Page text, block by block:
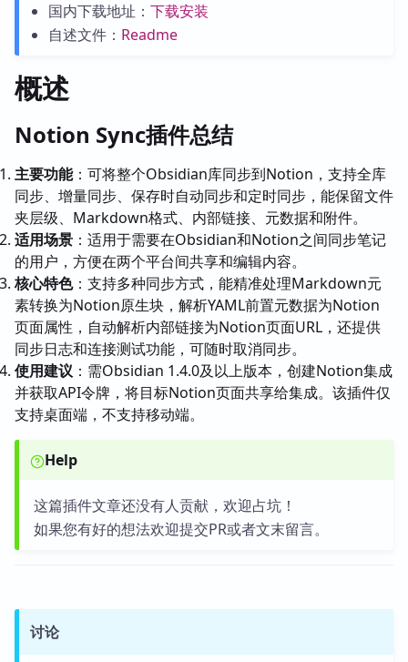
国内下载地址： 下载安装
自述文件： Readme
概述
Notion Sync插件总结
主要功能：可将整个Obsidian库同步到Notion，支持全库
同步、增量同步、保存时自动同步和定时同步，能保留文件
夹层级、Markdown格式、内部链接、元数据和附件。
适用场景 ：适用于需要在Obsidian和Notion之间同步笔记
的用户，方便在两个平台间共享和编辑内容。
核心特色：支持多种同步方式，能精准处理Markdown元
素转换为Notion原生块，解析YAML前置元数据为Notion
页面属性，自动解析内部链接为Notion页面URL，还提供
同步日志和连接测试功能，可随时取消同步。
使用建议 ：需Obsidian 1.4.0及以上版本，创建Notion集成
并获取API令牌，将目标Notion页面共享给集成。该插件仅
支持桌面端，不支持移动端。
Help
这篇插件文章还没有人贡献，欢迎占坑！
如果您有好的想法欢迎提交PR或者文末留言。
讨论